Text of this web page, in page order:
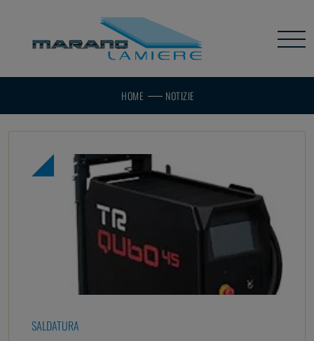
HOME NOTIZIE
SALDATURA